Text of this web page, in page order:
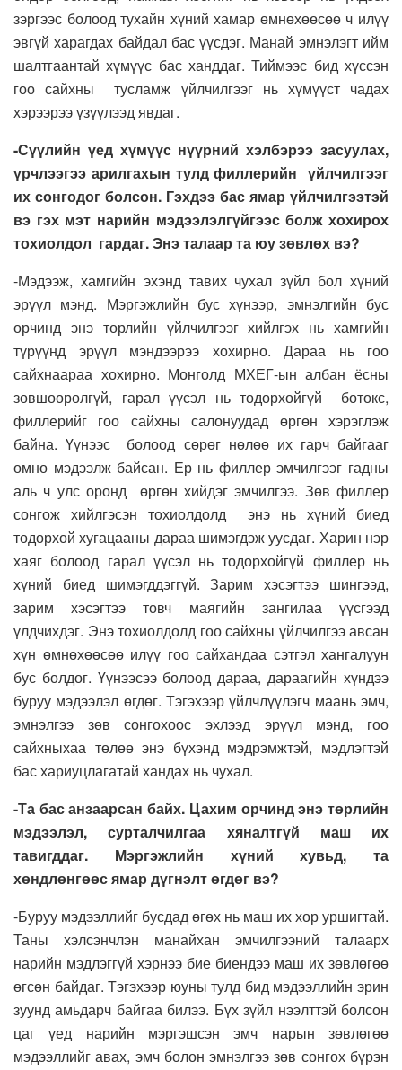
зэргээс болоод тухайн хүний хамар өмнөхөөсөө ч илүү
эвгүй харагдах байдал бас үүсдэг. Манай эмнэлэгт ийм
шалтгаантай хүмүүс бас ханддаг. Тиймээс бид хүссэн
гоо сайхны тусламж үйлчилгээг нь хүмүүст чадах
хэрээрээ үзүүлээд явдаг.
-Сүүлийн үед хүмүүс нүүрний хэлбэрээ засуулах,
үрчлээгээ арилгахын тулд филлерийн үйлчилгээг
их сонгодог болсон. Гэхдээ бас ямар үйлчилгээтэй
вэ гэх мэт нарийн мэдээлэлгүйгээс болж хохирох
тохиолдол гардаг. Энэ талаар та юу зөвлөх вэ?
-Мэдээж, хамгийн эхэнд тавих чухал зүйл бол хүний
эрүүл мэнд. Мэргэжлийн бус хүнээр, эмнэлгийн бус
орчинд энэ төрлийн үйлчилгээг хийлгэх нь хамгийн
түрүүнд эрүүл мэндээрээ хохирно. Дараа нь гоо
сайхнаараа хохирно. Монголд МХЕГ-ын албан ёсны
зөвшөөрөлгүй, гарал үүсэл нь тодорхойгүй ботокс,
филлерийг гоо сайхны салонуудад өргөн хэрэглэж
байна. Үүнээс болоод сөрөг нөлөө их гарч байгааг
өмнө мэдээлж байсан. Ер нь филлер эмчилгээг гадны
аль ч улс оронд өргөн хийдэг эмчилгээ. Зөв филлер
сонгож хийлгэсэн тохиолдолд энэ нь хүний биед
тодорхой хугацааны дараа шимэгдэж уусдаг. Харин нэр
хаяг болоод гарал үүсэл нь тодорхойгүй филлер нь
хүний биед шимэгддэггүй. Зарим хэсэгтээ шингээд,
зарим хэсэгтээ товч маягийн зангилаа үүсгээд
үлдчихдэг. Энэ тохиолдолд гоо сайхны үйлчилгээ авсан
хүн өмнөхөөсөө илүү гоо сайхандаа сэтгэл хангалуун
бус болдог. Үүнээсээ болоод дараа, дараагийн хүндээ
буруу мэдээлэл өгдөг. Тэгэхээр үйлчлүүлэгч маань эмч,
эмнэлгээ зөв сонгохоос эхлээд эрүүл мэнд, гоо
сайхныхаа төлөө энэ бүхэнд мэдрэмжтэй, мэдлэгтэй
бас хариуцлагатай хандах нь чухал.
-Та бас анзаарсан байх. Цахим орчинд энэ төрлийн
мэдээлэл, сурталчилгаа хяналтгүй маш их
тавигддаг. Мэргэжлийн хүний хувьд, та
хөндлөнгөөс ямар дүгнэлт өгдөг вэ?
-Буруу мэдээллийг бусдад өгөх нь маш их хор уршигтай.
Таны хэлсэнчлэн манайхан эмчилгээний талаарх
нарийн мэдлэггүй хэрнээ бие биендээ маш их зөвлөгөө
өгсөн байдаг. Тэгэхээр юуны тулд бид мэдээллийн эрин
зуунд амьдарч байгаа билээ. Бүх зүйл нээлттэй болсон
цаг үед нарийн мэргэшсэн эмч нарын зөвлөгөө
мэдээллийг авах, эмч болон эмнэлгээ зөв сонгох бүрэн